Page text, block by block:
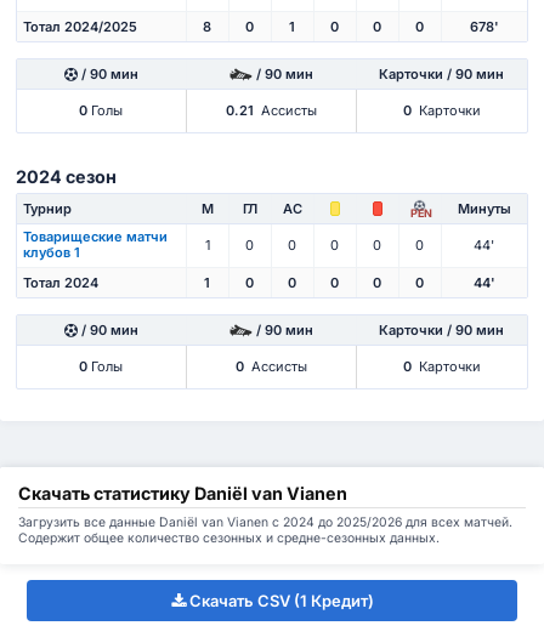
Тотал 2024/2025 8 0 1 0 0 0 678'
/ 90 мин / 90 мин Карточки / 90 мин
0 Голы 0.21 Ассисты 0 Карточки
2024 сезон
Турнир М ГЛ АС PEN
Минуты
Товарищеские матчи
клубов 1
1 0 0 0 0 0 44'
Тотал 2024 1 0 0 0 0 0 44'
/ 90 мин / 90 мин Карточки / 90 мин
0 Голы 0 Ассисты 0 Карточки
Скачать статистику Daniël van Vianen
Загрузить все данные Daniël van Vianen с 2024 до 2025/2026 для всех матчей.
Содержит общее количество сезонных и средне-сезонных данных.
Скачать CSV (1 Кредит)